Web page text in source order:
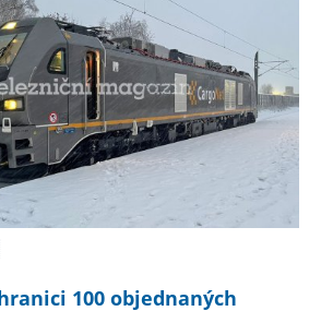
100 objednaných